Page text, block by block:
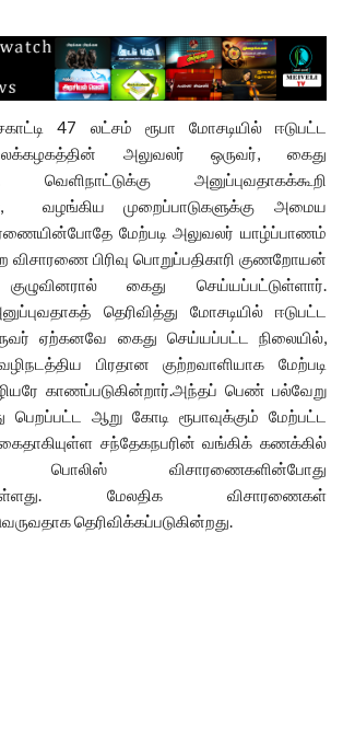
47 லட்சம் ரூபா மோசடியில் ஈடுபட்ட
அலுவலர் ஒருவர், கைது
வெளிநாட்டுக்கு அனுப்புவதாகக்கூறி
வழங்கிய முறைப்பாடுகளுக்கு அமைய
மேற்படி அலுவலர் யாழ்ப்பாணம்
விசாரணை பிரிவு பொறுப்பதிகாரி குணறோயன்
கைது செய்யப்பட்டுள்ளார்.
தெரிவித்து மோசடியில் ஈடுபட்ட
ஏற்கனவே கைது செய்யப்பட்ட நிலையில்,
பிரதான குற்றவாளியாக மேற்படி
காணப்படுகின்றார்.அந்தப் பெண் பல்வேறு
பெறப்பட்ட ஆறு கோடி ரூபாவுக்கும் மேற்பட்ட
சந்தேகநபரின் வங்கிக் கணக்கில்
பொலிஸ் விசாரணைகளின்போது
மேலதிக விசாரணைகள்
தெரிவிக்கப்படுகின்றது.